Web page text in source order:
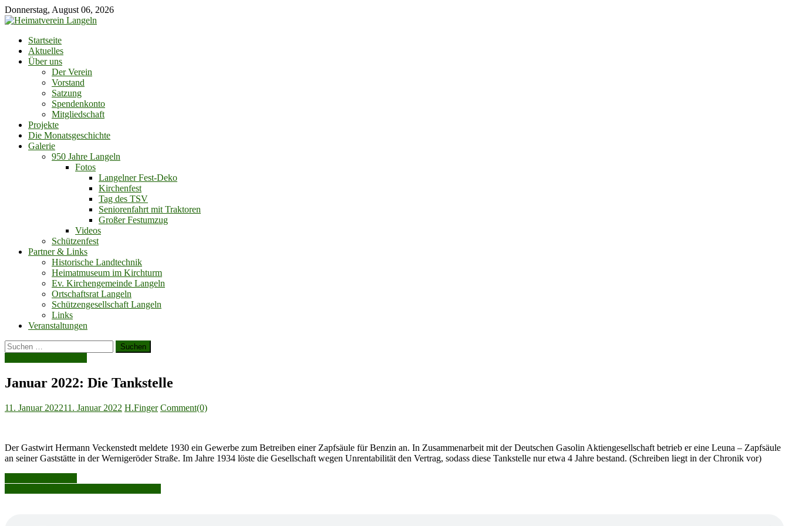
Skip
to
Donnerstag, August 06, 2026
Startseite
Aktuelles
Über uns
Der Verein
Vorstand
Satzung
Spendenkonto
Mitgliedschaft
Projekte
Die Monatsgeschichte
Galerie
950 Jahre Langeln
Fotos
Langelner Fest-Deko
Kirchenfest
Tag des TSV
Seniorenfahrt mit Traktoren
Großer Festumzug
Videos
Schützenfest
Partner & Links
Historische Landtechnik
Heimatmuseum im Kirchturm
Ev. Kirchengemeinde Langeln
Ortschaftsrat Langeln
Schützengesellschaft Langeln
Links
Veranstaltungen
Suchen
nach:
Januar 2022: Die Tankstelle
Posted
11. Januar 202211. Januar 2022 Author
H.Finger Comment(0)
Der Gastwirt Hermann Veckenstedt meldete 1930 ein Gewerbe zum Betreiben einer Zapfsäule für Benzin an. In Zusammenarbeit mit der Deutschen Gasolin Aktiengesellschaft betrieb er eine Leuna – Zapfsäule
an seiner Gaststätte in der Wernigeröder Straße. Im Jahre 1934 löste die Gesellschaft wegen Unrentabilität den Vertrag, sodass diese Tankstelle nur etwa 4 Jahre bestand. (Schreiben liegt in der Chronik vor)
Beitragsnavigation